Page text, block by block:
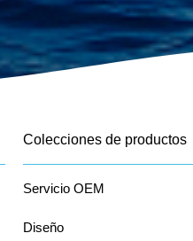
Colecciones de productos
Servicio OEM
Diseño